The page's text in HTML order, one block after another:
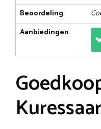
Beoordeling
Aanbiedingen